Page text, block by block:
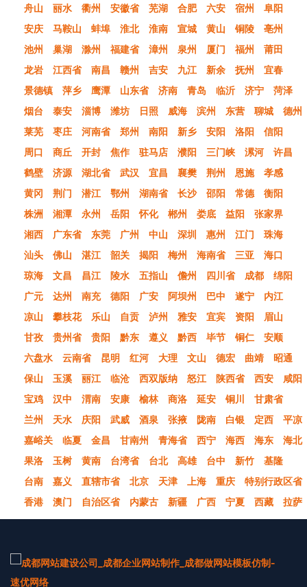
舟山
丽水 衢州 安徽省 芜湖 合肥 六安 宿州
阜阳
安庆
马鞍山 蚌埠 淮北 淮南 宣城 黄山 铜陵
亳州
池州
巢湖 滁州 福建省 漳州 泉州 厦门 福州
莆田
龙岩
江西省 南昌 赣州 吉安 九江 新余 抚州
宜春
景德镇
萍乡 鹰潭 山东省 济南 青岛 临沂 济宁
菏泽
烟台
泰安 淄博 潍坊 日照 威海 滨州 东营 聊城
德州
莱芜
枣庄 河南省 郑州 南阳 新乡 安阳 洛阳
信阳
周口
商丘 开封 焦作 驻马店 濮阳 三门峡 漯河
许昌
鹤壁
济源 湖北省 武汉 宜昌 襄樊 荆州 恩施
孝感
黄冈
荆门 潜江 鄂州 湖南省 长沙 邵阳 常德
衡阳
株洲
湘潭 永州 岳阳 怀化 郴州 娄底 益阳
张家界
湘西
广东省 东莞 广州 中山 深圳 惠州 江门
珠海
汕头
佛山 湛江 韶关 揭阳 梅州 海南省 三亚
海口
琼海
文昌 昌江 陵水 五指山 儋州 四川省 成都
绵阳
广元
达州 南充 德阳 广安 阿坝州 巴中 遂宁
内江
凉山
攀枝花 乐山 自贡 泸州 雅安 宜宾 资阳
眉山
甘孜
贵州省 贵阳 黔东 遵义 黔西 毕节 铜仁
安顺
六盘水
云南省 昆明 红河 大理 文山 德宏 曲靖
昭通
保山
玉溪 丽江 临沧 西双版纳 怒江 陕西省 西安
咸阳
宝鸡
汉中 渭南 安康 榆林 商洛 延安 铜川
甘肃省
兰州
天水 庆阳 武威 酒泉 张掖 陇南 白银 定西
平凉
嘉峪关
临夏 金昌 甘南州 青海省 西宁 海西 海东
海北
果洛
玉树 黄南 台湾省 台北 高雄 台中 新竹
基隆
台南
嘉义 直辖市省 北京 天津 上海 重庆
特别行政区省
香港
澳门 自治区省 内蒙古 新疆 广西 宁夏 西藏 拉萨